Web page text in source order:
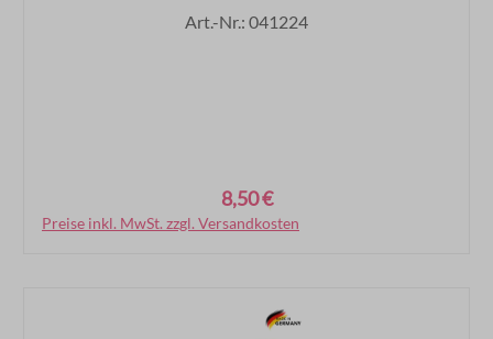
Art.-Nr.: 041224
8,50 €
Preise inkl. MwSt. zzgl. Versandkosten
In den Warenkorb